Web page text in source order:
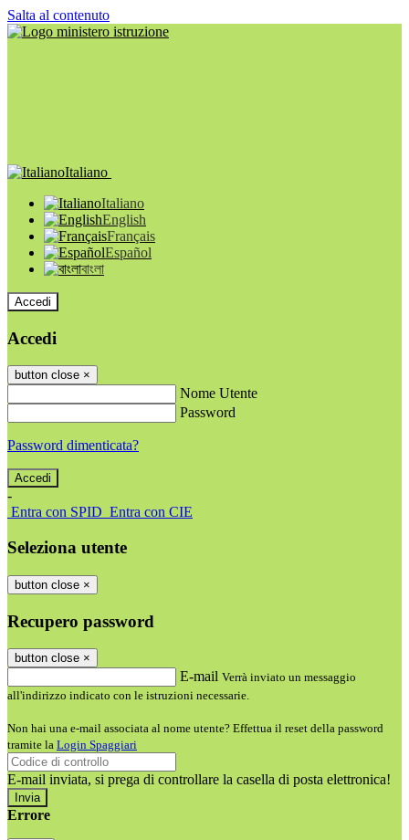
Salta al contenuto
Italiano
Italiano
English
Français
Español
বাংলা
Accedi
Accedi
button close ×
Nome Utente
Password
Password dimenticata?
-
Entra con SPID Entra con CIE
Seleziona utente
button close ×
Recupero password
button close ×
E-mail Verrà inviato un messaggio
all'indirizzo indicato con le istruzioni necessarie.
Non hai una e-mail associata al nome utente? Effettua il reset della password
tramite la Login Spaggiari
E-mail inviata, si prega di controllare la casella di posta elettronica!
Errore